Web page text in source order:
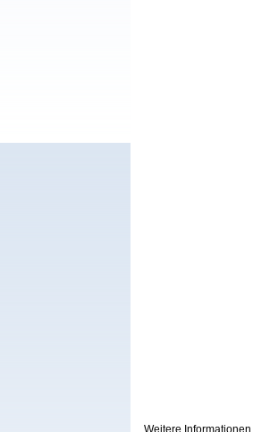
Weitere